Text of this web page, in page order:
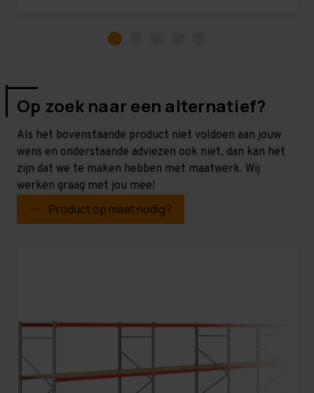
Op zoek naar een alternatief?
Als het bovenstaande product niet voldoen aan jouw
wens en onderstaande adviezen ook niet, dan kan het
zijn dat we te maken hebben met maatwerk. Wij
werken graag met jou mee!
Product op maat nodig?